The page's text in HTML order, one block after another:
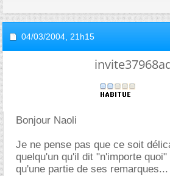
04/03/2004, 21h15
Bonjour Naoli
Je ne pense pas que ce soit
quelqu'un qu'il dit "n'importe
qu'une partie de ses remarques...